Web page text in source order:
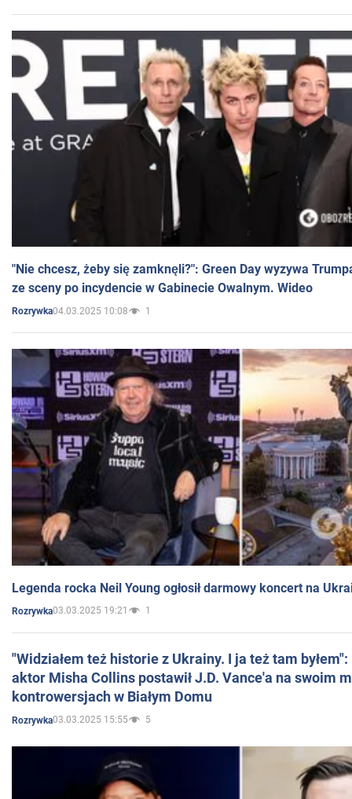
"Nie chcesz, żeby się zamknęli?": Green Day wyzywa
ze sceny po incydencie w Gabinecie Owalnym. Wideo
Rozrywka04.03.2025 10:08 1
Legenda rocka Neil Young ogłosił darmowy koncert na
Rozrywka03.03.2025 19:21 1
"Widziałem też historie z Ukrainy. I ja też tam
aktor Misha Collins postawił J.D. Vance'a na swoim
kontrowersjach w Białym Domu
Rozrywka03.03.2025 15:55 5